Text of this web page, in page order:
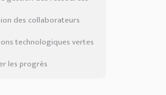
des collaborateurs
technologiques vertes
les progrès